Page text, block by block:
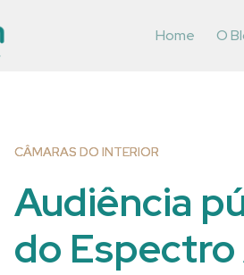
Home O
CÂMARAS DO INTERIOR
Audiência
do